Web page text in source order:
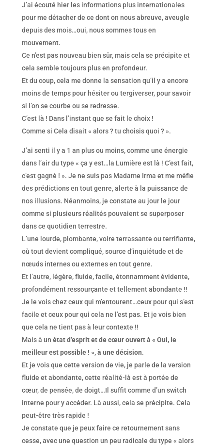
J’ai écouté hier les informations plus internationales
pour me détacher de ce dont on nous abreuve, aveugle
depuis des mois…oui, nous sommes tous en
mouvement.
Ce n’est pas nouveau bien sûr, mais cela se précipite et
cela semble toujours plus en profondeur.
Et du coup, cela me donne la sensation qu’il y a encore
moins de temps pour hésiter ou tergiverser, pour savoir
si l’on se courbe ou se redresse.
C’est là ! Dans l’instant que se fait le choix !
Comme si Cela disait « alors ? tu choisis quoi ? ».
J’ai senti il y a 1 an plus ou moins, comme une énergie
dans l’air du type « ça y est…la Lumière est là ! C’est fait,
c’est gagné ! ». Je ne suis pas Madame Irma et me méfie
des prédictions en tout genre, alerte à la puissance de
nos illusions. Néanmoins, je constate au jour le jour
comme si plusieurs réalités pouvaient se superposer
dans ce quotidien terrestre.
L’une lourde, plombante, voire terrassante ou terrifiante,
où tout devient compliqué, source d’inquiétude et de
nœuds internes ou externes en tout genre.
Et l’autre, légère, fluide, facile, étonnamment évidente,
profondément ressourçante et tellement abondante !!
Je le vois chez ceux qui m’entourent…ceux pour qui s’est
facile et ceux pour qui cela ne l’est pas. Et je vois bien
que cela ne tient pas à leur contexte !!
Mais à un état d’esprit et de cœur ouvert à « Oui, le
meilleur est possible ! », à une décision.
Et je vois que cette version de vie, je parle de la version
fluide et abondante, cette réalité-là est à portée de
cœur, de pensée, de doigt…Il suffit comme d’un switch
interne pour y accéder. Là aussi, cela se précipite. Cela
peut-être très rapide !
Je constate que je peux faire ce retournement sans
cesse, avec une question un peu radicale du type « alors